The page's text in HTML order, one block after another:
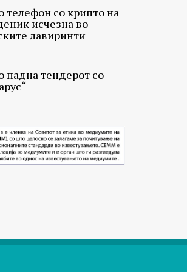
телефон со крипто на
исчезна во
лавиринти
падна тендерот со